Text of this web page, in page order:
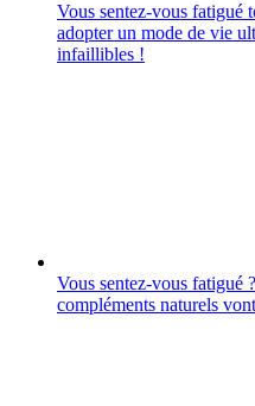
Vous sentez-vous fatigué
adopter un mode de vie
infaillibles !
Vous sentez-vous fatigué
compléments naturels